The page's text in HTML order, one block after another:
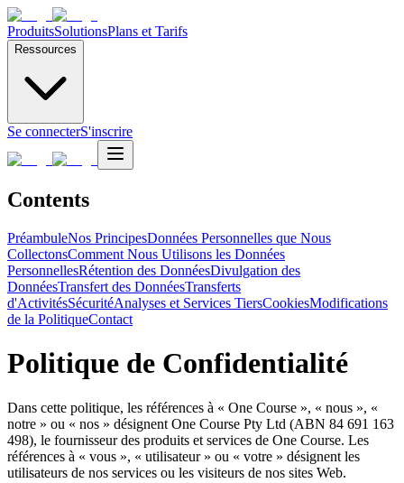
ProduitsSolutionsPlans et Tarifs
Ressources
Se connecterS'inscrire
Contents
PréambuleNos PrincipesDonnées Personnelles que Nous
CollectonsComment Nous Utilisons les Données
PersonnellesRétention des DonnéesDivulgation des
DonnéesTransfert des DonnéesTransferts
d'ActivitésSécuritéAnalyses et Services TiersCookiesModifications
de la PolitiqueContact
Politique de Confidentialité
Dans cette politique, les références à « One Course », « nous », «
notre » ou « nos » désignent One Course Pty Ltd (ABN 84 691 163
498), le fournisseur des produits et services de One Course. Les
références à « vous », « utilisateur » ou « votre » désignent les
utilisateurs de nos services ou les visiteurs de nos sites Web.